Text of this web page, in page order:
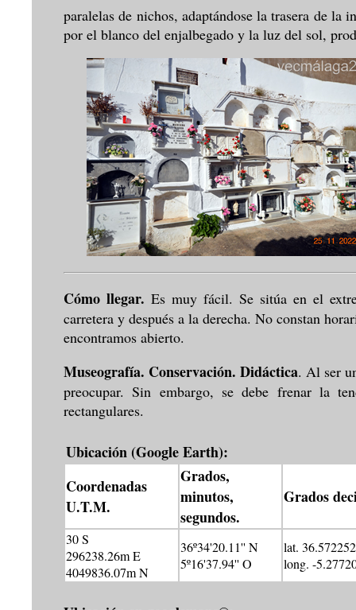
paralelas de nichos, adaptándose la trasera de
por el blanco del enjalbegado y la luz del sol,
Cómo llegar. Es muy fácil. Se sitúa en el
carretera y después a la derecha. No constan
encontramos abierto.
Museografía. Conservación. Didáctica. Al ser
preocupar. Sin embargo, se debe frenar la
rectangulares.
Ubicación (Google Earth):
Coordenadas
U.T.M.
Grados,
minutos,
segundos.
Grados
30 S
296238.26m E
4049836.07m N
36º34'20.11'' N
5º16'37.94'' O
lat.
long. -